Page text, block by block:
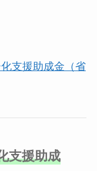
支援助成金（省
支援助成